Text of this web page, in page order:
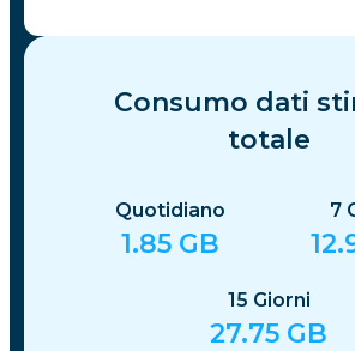
Consumo dati
totale
Quotidiano
1.85 GB
7
15 Giorni
27.75 GB